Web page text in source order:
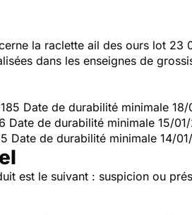
la raclette ail des ours lot
dans les enseignes de
Date de durabilité minimale
Date de durabilité minimale 15/
Date de durabilité minimale 14/
est le suivant : suspicion ou